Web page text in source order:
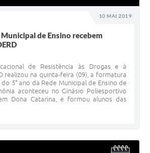
10 MAI 2019
de Ensino recebem
de Resistência às Drogas e à
realizou na quinta-feira (09), a formatura
5° ano da Rede Municipal de Ensino de
aconteceu no Ginásio Poliesportivo
Dona Catarina, e formou alunos das